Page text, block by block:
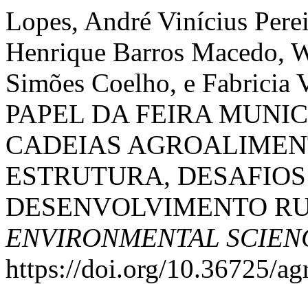
Lopes, André Vinícius
Henrique Barros Macedo,
Simões Coelho, e Fabricia
PAPEL DA FEIRA
CADEIAS
ESTRUTURA,
DESENVOLVIMENTO
ENVIRONMENTAL
https://doi.org/10.36725/